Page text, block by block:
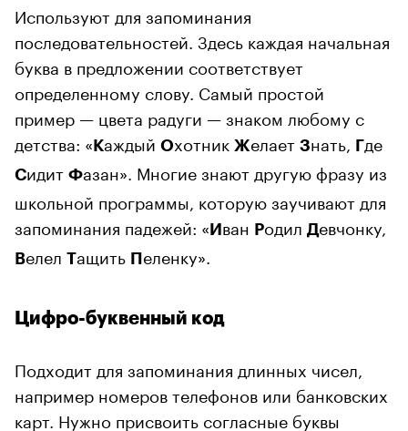
Используют для запоминания
последовательностей. Здесь каждая начальная
буква в предложении соответствует
определенному слову. Самый простой
пример — цвета радуги — знаком любому с
детства: « Каждый Охотник Желает Знать, Где
Сидит Фазан». Многие знают другую фразу из
школьной программы, которую заучивают для
запоминания падежей: « И ван Родил Девчонку,
Велел Тащить П еленку».
Цифро-буквенный код
Подходит для запоминания длинных чисел,
например номеров телефонов или банковских
карт. Нужно присвоить согласные буквы